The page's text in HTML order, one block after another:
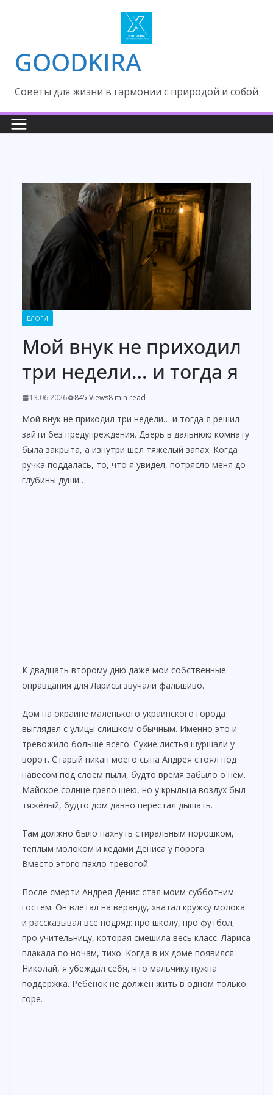
GOODKIRA
Cоветы для жизни в гармонии с природой и собой
БЛОГИ
Мой внук не приходил
три недели… и тогда я
13.06.2026 845 Views8 min read
Мой внук не приходил три недели… и тогда я решил
зайти без предупреждения. Дверь в дальнюю комнату
была закрыта, а изнутри шёл тяжёлый запах. Когда
ручка поддалась, то, что я увидел, потрясло меня до
глубины души…
К двадцать второму дню даже мои собственные
оправдания для Ларисы звучали фальшиво.
Дом на окраине маленького украинского города
выглядел с улицы слишком обычным. Именно это и
тревожило больше всего. Сухие листья шуршали у
ворот. Старый пикап моего сына Андрея стоял под
навесом под слоем пыли, будто время забыло о нём.
Майское солнце грело шею, но у крыльца воздух был
тяжёлый, будто дом давно перестал дышать.
Там должно было пахнуть стиральным порошком,
тёплым молоком и кедами Дениса у порога.
Вместо этого пахло тревогой.
После смерти Андрея Денис стал моим субботним
гостем. Он влетал на веранду, хватал кружку молока
и рассказывал всё подряд: про школу, про футбол,
про учительницу, которая смешила весь класс. Лариса
плакала по ночам, тихо. Когда в их доме появился
Николай, я убеждал себя, что мальчику нужна
поддержка. Ребёнок не должен жить в одном только
горе.